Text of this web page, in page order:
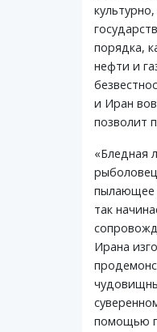
порядка,
нефти и
и Иран
позволит
«Бледная
пылающее
так
Ирана
помощью